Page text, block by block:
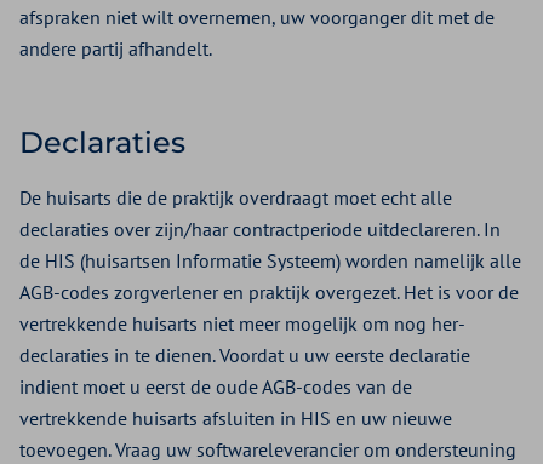
afspraken niet wilt overnemen, uw voorganger dit met de
andere partij afhandelt.
Declaraties
De huisarts die de praktijk overdraagt moet echt alle
declaraties over zijn/haar contractperiode uitdeclareren. In
de HIS (huisartsen Informatie Systeem) worden namelijk alle
AGB-codes zorgverlener en praktijk overgezet. Het is voor de
vertrekkende huisarts niet meer mogelijk om nog her-
declaraties in te dienen. Voordat u uw eerste declaratie
indient moet u eerst de oude AGB-codes van de
vertrekkende huisarts afsluiten in HIS en uw nieuwe
toevoegen. Vraag uw softwareleverancier om ondersteuning